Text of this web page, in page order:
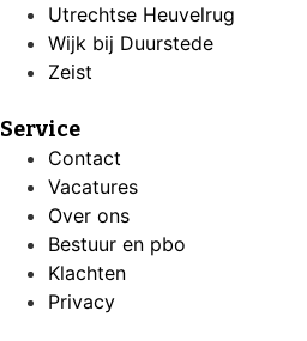
Utrechtse Heuvelrug
Wijk bij Duurstede
Zeist
Service
Contact
Vacatures
Over ons
Bestuur en pbo
Klachten
Privacy